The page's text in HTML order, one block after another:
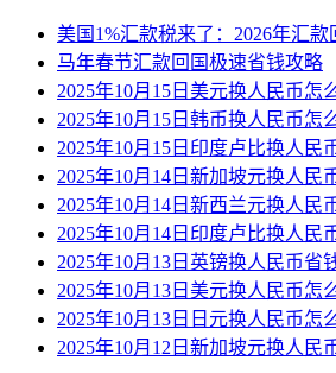
美国1%汇款税来了：2026年汇款
马年春节汇款回国极速省钱攻略
2025年10月15日美元换人民币怎
2025年10月15日韩币换人民币怎
2025年10月15日印度卢比换人民
2025年10月14日新加坡元换人民
2025年10月14日新西兰元换人民
2025年10月14日印度卢比换人民
2025年10月13日英镑换人民币
2025年10月13日美元换人民币怎
2025年10月13日日元换人民币
2025年10月12日新加坡元换人民